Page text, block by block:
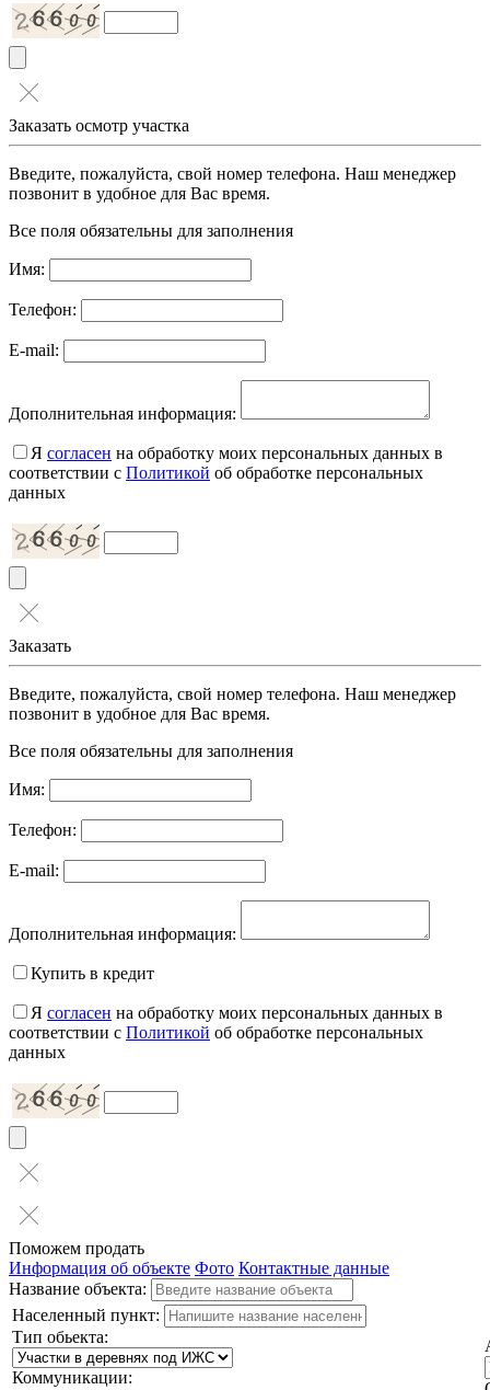
Заказать осмотр участка
Введите, пожалуйста, свой номер телефона. Наш менеджер
позвонит в удобное для Вас время.
Все поля обязательны для заполнения
Имя:
Телефон:
E-mail:
Дополнительная информация:
Я согласен на обработку моих персональных данных в
соответствии с Политикой об обработке персональных
данных
Заказать
Введите, пожалуйста, свой номер телефона. Наш менеджер
позвонит в удобное для Вас время.
Все поля обязательны для заполнения
Имя:
Телефон:
E-mail:
Дополнительная информация:
Купить в кредит
Я согласен на обработку моих персональных данных в
соответствии с Политикой об обработке персональных
данных
Поможем продать
Информация об объекте Фото Контактные данные
Название объекта:
Населенный пункт:
Тип обьекта:
Коммуникации: